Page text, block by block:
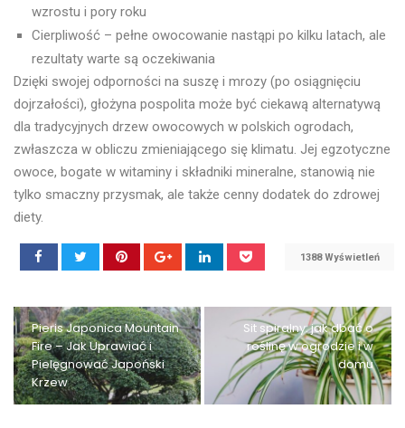
wzrostu i pory roku
Cierpliwość – pełne owocowanie nastąpi po kilku latach, ale
rezultaty warte są oczekiwania
Dzięki swojej odporności na suszę i mrozy (po osiągnięciu
dojrzałości), głożyna pospolita może być ciekawą alternatywą
dla tradycyjnych drzew owocowych w polskich ogrodach,
zwłaszcza w obliczu zmieniającego się klimatu. Jej egzotyczne
owoce, bogate w witaminy i składniki mineralne, stanowią nie
tylko smaczny przysmak, ale także cenny dodatek do zdrowej
diety.
1388 Wyświetleń
Pieris Japonica Mountain
Fire – Jak Uprawiać i
Pielęgnować Japoński
Krzew
Sit spiralny: jak dbać o
roślinę w ogrodzie i w
domu